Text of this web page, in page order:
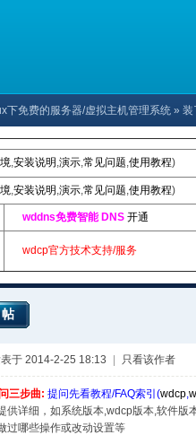
下免费的服务器/虚拟主机管理系统 » 装
,安装说明 ,演示,常见问题,使用教程)
,安装说明 ,演示,常见问题,使用教程)
wddns免费智能 DNS 开通
wdcp官方技术支持/服务
于 2014-2-25 18:13 只看该作者
三步曲: 提问先看教程/FAQ索引(wdcp,
供详细，如系统版本,wdcp版本,软件版
过哪些操作或改动设置等